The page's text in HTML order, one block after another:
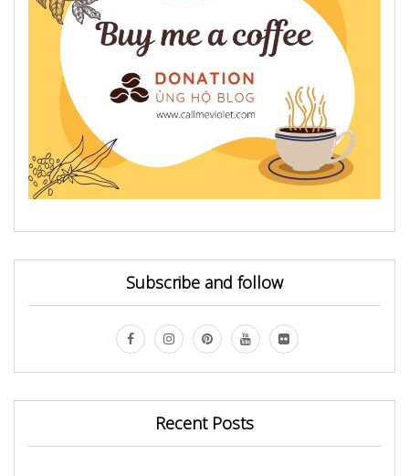
Subscribe and follow
Recent Posts